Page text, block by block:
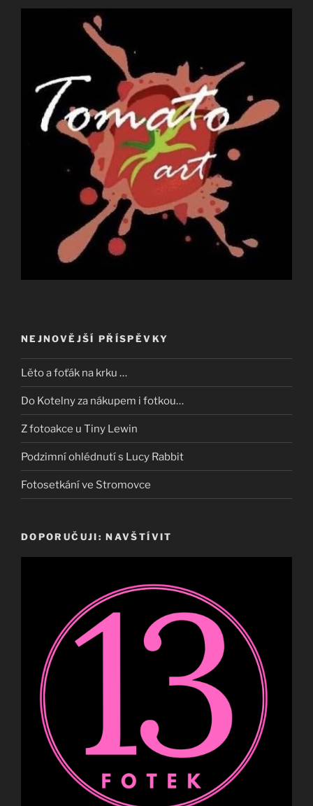
NEJNOVĚJŠÍ PŘÍSPĚVKY
Lěto a foťák na krku …
Do Kotelny za nákupem i fotkou…
Z fotoakce u Tiny Lewin
Podzimní ohlédnutí s Lucy Rabbit
Fotosetkání ve Stromovce
DOPORUČUJI: NAVŠTÍVIT